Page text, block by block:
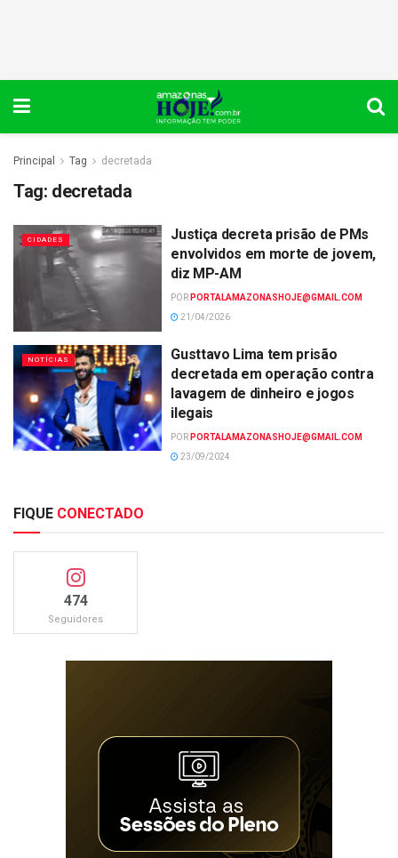
Principal Tag decretada
Tag: decretada
CIDADES
Justiça decreta prisão de PMs
envolvidos em morte de jovem,
diz MP-AM
POR PORTALAMAZONASHOJE@GMAIL.COM
21/04/2026
NOTÍCIAS
Gusttavo Lima tem prisão
decretada em operação contra
lavagem de dinheiro e jogos
ilegais
POR PORTALAMAZONASHOJE@GMAIL.COM
23/09/2024
FIQUE CONECTADO
474
Seguidores